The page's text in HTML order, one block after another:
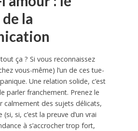
la
ça ? Si vous reconnaissez
vous-même) l’un de ces tue-
Une relation solide, c’est
parler franchement. Prenez le
calmement des sujets délicats,
(si, si, c’est la preuve d’un vrai
à s’accrocher trop fort,